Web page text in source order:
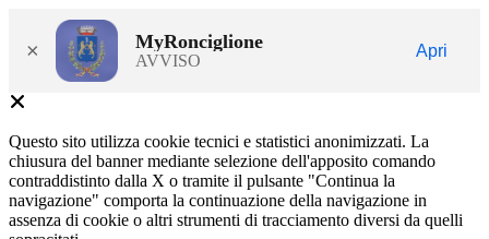
× MyRonciglione
AVVISO
Apri
Questo sito utilizza cookie tecnici e statistici anonimizzati. La
chiusura del banner mediante selezione dell'apposito comando
contraddistinto dalla X o tramite il pulsante "Continua la
navigazione" comporta la continuazione della navigazione in
assenza di cookie o altri strumenti di tracciamento diversi da quelli